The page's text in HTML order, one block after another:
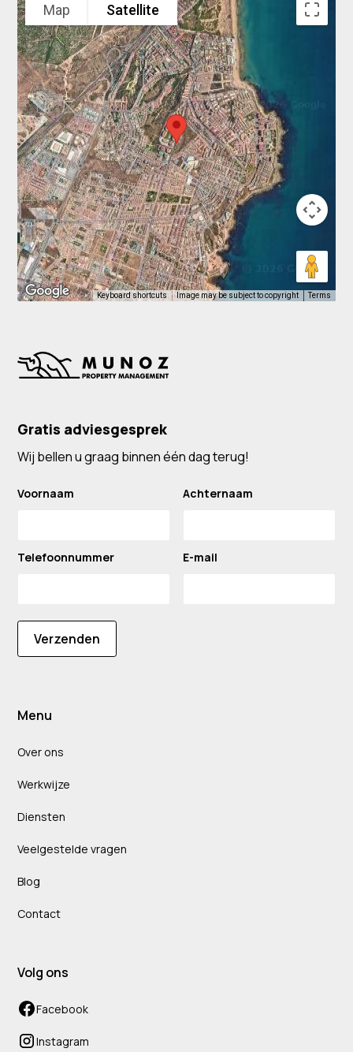
Map Satellite
Keyboard shortcuts Image may be subject to copyright Terms
Gratis adviesgesprek
Wij bellen u graag binnen één dag terug!
Voornaam Achternaam
Telefoonnummer E-mail
Verzenden
Menu
Over ons
Werkwijze
Diensten
Veelgestelde vragen
Blog
Contact
Volg ons
Facebook
Instagram